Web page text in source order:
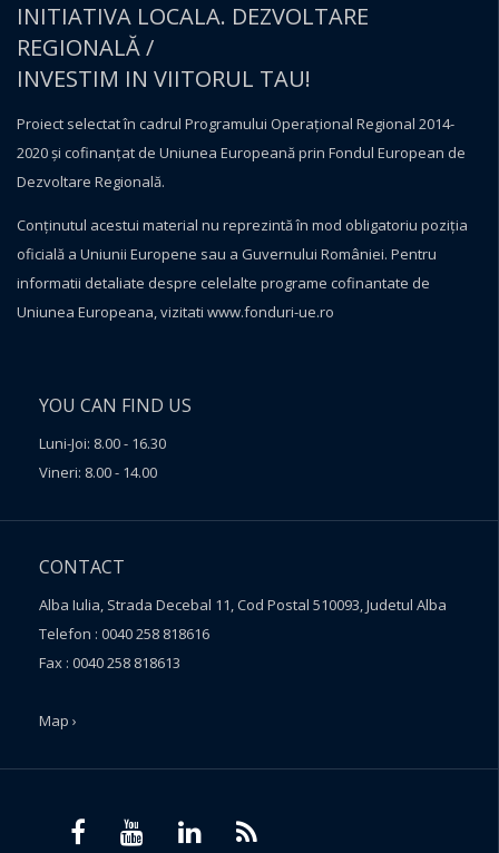
INITIATIVA LOCALA. DEZVOLTARE
REGIONALĂ /
INVESTIM IN VIITORUL TAU!
Proiect selectat în cadrul Programului Operațional Regional 2014-
2020 și cofinanțat de Uniunea Europeană prin Fondul European de
Dezvoltare Regională.
Conţinutul acestui material nu reprezintă în mod obligatoriu poziţia
oficială a Uniunii Europene sau a Guvernului României. Pentru
informatii detaliate despre celelalte programe cofinantate de
Uniunea Europeana, vizitati www.fonduri-ue.ro
YOU CAN FIND US
Luni-Joi: 8.00 - 16.30
Vineri: 8.00 - 14.00
CONTACT
Alba Iulia, Strada Decebal 11, Cod Postal 510093, Judetul Alba
Telefon : 0040 258 818616
Fax : 0040 258 818613
Map ›